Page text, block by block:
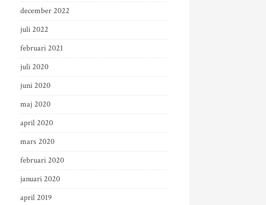
december 2022
juli 2022
februari 2021
juli 2020
juni 2020
maj 2020
april 2020
mars 2020
februari 2020
januari 2020
april 2019